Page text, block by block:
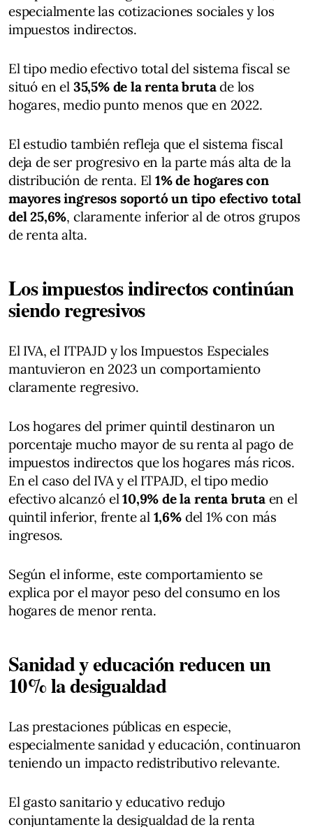
especialmente las cotizaciones sociales y los
impuestos indirectos.
El tipo medio efectivo total del sistema fiscal se
situó en el 35,5% de la renta brutade los
hogares, medio punto menos que en 2022.
El estudio también refleja que el sistema fiscal
deja de ser progresivo en la parte más alta de la
distribución de renta. El1% de hogares con
mayores ingresos soportó un tipo efectivo total
del 25,6%, claramente inferior al de otros grupos
de renta alta.
Los impuestos indirectos continúan
siendo regresivos
El IVA, el ITPAJD y los Impuestos Especiales
mantuvieron en 2023 un comportamiento
claramente regresivo.
Los hogares del primer quintil destinaron un
porcentaje mucho mayor de su renta al pago de
impuestos indirectos que los hogares más ricos.
En el caso del IVA y el ITPAJD, el tipo medio
efectivo alcanzó el10,9% de la renta brutaen el
quintil inferior, frente al 1,6%del 1% con más
ingresos.
Según el informe, este comportamiento se
explica por el mayor peso del consumo en los
hogares de menor renta.
Sanidad y educación reducen un
10% la desigualdad
Las prestaciones públicas en especie,
especialmente sanidad y educación, continuaron
teniendo un impacto redistributivo relevante.
El gasto sanitario y educativo redujo
conjuntamente la desigualdad de la renta